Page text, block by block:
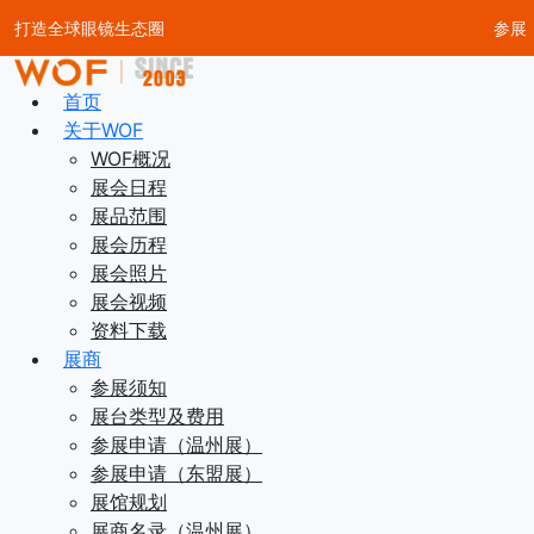
打造全球眼镜生态圈 参展
首页
关于WOF
WOF概况
展会日程
展品范围
展会历程
展会照片
展会视频
资料下载
展商
参展须知
展台类型及费用
参展申请（温州展）
参展申请（东盟展）
展馆规划